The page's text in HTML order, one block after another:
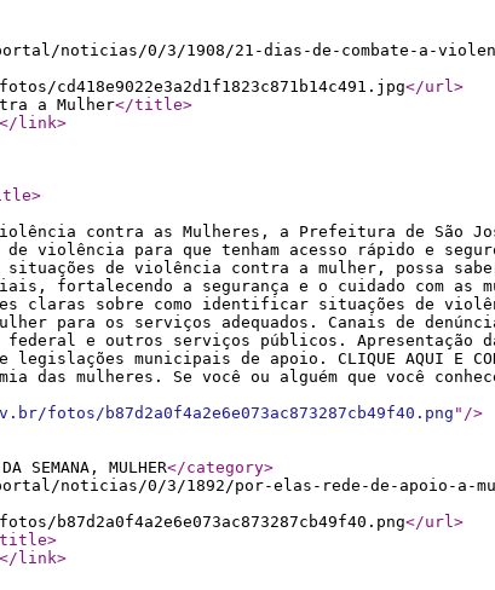
noticias/0/3/1908/21-dias-de-combate-a-
cd418e9022e3a2d1f1823c871b14c491.jpg</url>
a Mulher</title>
</link>
>
contra as Mulheres, a Prefeitura de São
violência para que tenham acesso rápido e
situações de violência contra a mulher, possa
fortalecendo a segurança e o cuidado com as
claras sobre como identificar situações de
para os serviços adequados. Canais de
federal e outros serviços públicos.
municipais de apoio. CLIQUE AQUI E
das mulheres. Se você ou alguém que você
fotos/b87d2a0f4a2e6e073ac873287cb49f40.png " />
SEMANA, MULHER</category>
noticias/0/3/1892/por-elas-rede-de-apoio-a-
b87d2a0f4a2e6e073ac873287cb49f40.png</url>
title>
</link>